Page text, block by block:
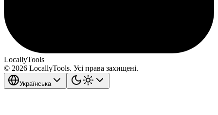
LocallyTools
© 2026 LocallyTools. Усі права захищені.
Українська